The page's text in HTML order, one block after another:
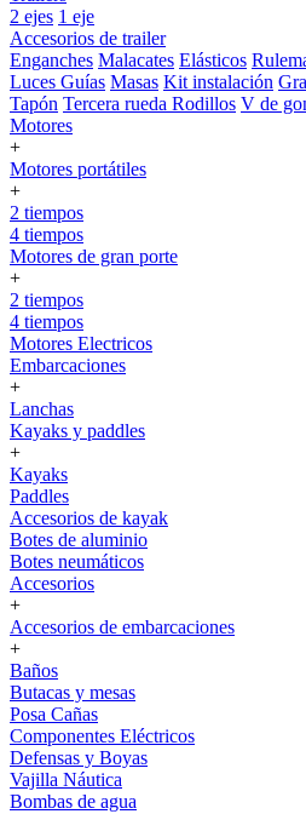
2 ejes 1 eje
Accesorios de trailer
Enganches Malacates Elásticos
Luces Guías Masas Kit instalación
Tapón Tercera rueda Rodillos V de
Motores
+
Motores portátiles
+
2 tiempos
4 tiempos
Motores de gran porte
+
2 tiempos
4 tiempos
Motores Electricos
Embarcaciones
+
Lanchas
Kayaks y paddles
+
Kayaks
Paddles
Accesorios de kayak
Botes de aluminio
Botes neumáticos
Accesorios
+
Accesorios de embarcaciones
+
Baños
Butacas y mesas
Posa Cañas
Componentes Eléctricos
Defensas y Boyas
Vajilla Náutica
Bombas de agua